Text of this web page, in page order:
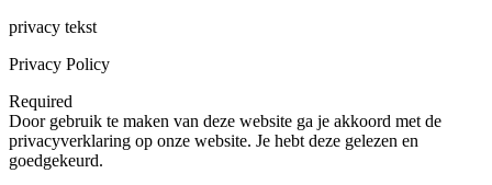
privacy tekst
Privacy Policy
Required
Door gebruik te maken van deze website ga je akkoord met de
privacyverklaring op onze website. Je hebt deze gelezen en
goedgekeurd.